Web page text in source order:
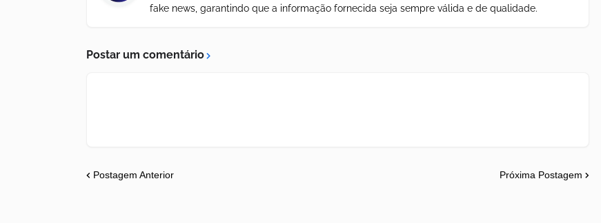
fake news, garantindo que a informação fornecida seja sempre válida e de qualidade.
Postar um comentário
Postagem Anterior Próxima Postagem